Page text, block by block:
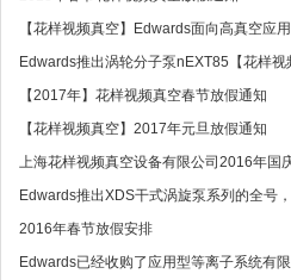
【花样视频真空】Edwards面向高真空应
Edwards推出涡轮分子泵nEXT85【花样视
【2017年】花样视频真空春节放假通知
【花样视频真空】2017年元旦放假通知
上海花样视频真空设备有限公司2016年国
Edwards推出XDS干式涡旋泵系列的全号
2016年春节放假安排
Edwards已经收购了应用型等离子系统有限